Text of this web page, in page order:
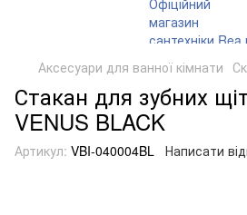
Аксесуари для ванної кімнати
Стакан для зубних
VENUS BLACK
Артикул: VBI-040004BL Написати